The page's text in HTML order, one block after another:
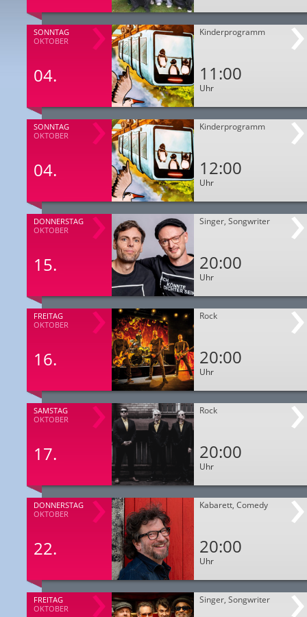
SONNTAG
OKTOBER
04.
Kinderprogramm
11:00
Uhr
SONNTAG
OKTOBER
04.
Kinderprogramm
12:00
Uhr
DONNERSTAG
OKTOBER
15.
Singer, Songwriter
20:00
Uhr
FREITAG
OKTOBER
16.
Rock
20:00
Uhr
SAMSTAG
OKTOBER
17.
Rock
20:00
Uhr
DONNERSTAG
OKTOBER
22.
Kabarett, Comedy
20:00
Uhr
FREITAG
OKTOBER
Singer, Songwriter